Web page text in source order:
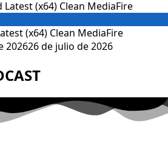
(x64) Clean MediaFire
202626 de julio de 2026